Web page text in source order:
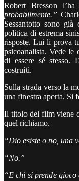
Robert Bresson
probabilmente.”
Sessantotto sono
politica di estrema
risposte. Lui li prova
psicoanalista. Vede
di essere sé
costruiti.
Sulla strada verso la
una finestra aperta. Si
Il titolo del film viene
quel richiamo.
“Dio esiste o no, una
“No.”
“E chi si prende